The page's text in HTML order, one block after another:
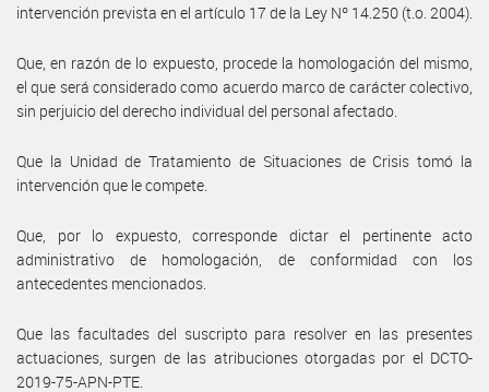
intervención prevista en el artículo 17 de la Ley Nº 14.250 (t.o. 2004).
Que, en razón de lo expuesto, procede la homologación del mismo,
el que será considerado como acuerdo marco de carácter colectivo,
sin perjuicio del derecho individual del personal afectado.
Que la Unidad de Tratamiento de Situaciones de Crisis tomó la
intervención que le compete.
Que, por lo expuesto, corresponde dictar el pertinente acto
administrativo de homologación, de conformidad con los
antecedentes mencionados.
Que las facultades del suscripto para resolver en las presentes
actuaciones, surgen de las atribuciones otorgadas por el DCTO-
2019-75-APN-PTE.